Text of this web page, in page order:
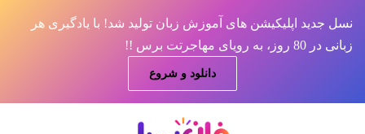
نسل جدید اپلیکیشن های آموزش زبان تولید شد! با یادگیری هر
زبانی در 80 روز، به رویای مهاجرتت برس !!
دانلود و شروع